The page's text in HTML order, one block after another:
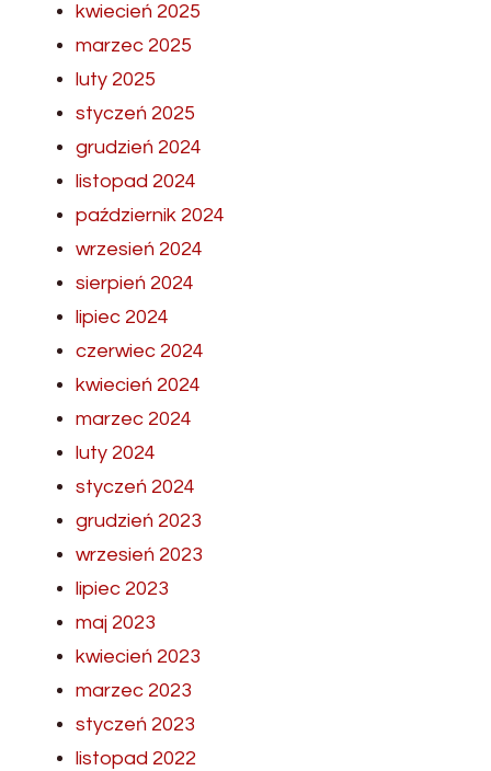
kwiecień 2025
marzec 2025
luty 2025
styczeń 2025
grudzień 2024
listopad 2024
październik 2024
wrzesień 2024
sierpień 2024
lipiec 2024
czerwiec 2024
kwiecień 2024
marzec 2024
luty 2024
styczeń 2024
grudzień 2023
wrzesień 2023
lipiec 2023
maj 2023
kwiecień 2023
marzec 2023
styczeń 2023
listopad 2022